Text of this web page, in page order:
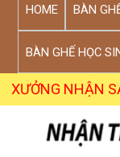
HOME BÀN
BÀN GHẾ HỌC
SẢN XUẤT -